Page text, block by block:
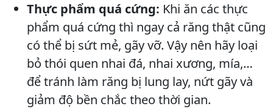
Thực phẩm quá cứng: Khi ăn các thực
phẩm quá cứng thì ngay cả răng thật cũng
có thể bị sứt mẻ, gãy vỡ. Vậy nên hãy loại
bỏ thói quen nhai đá, nhai xương, mía,…
để tránh làm răng bị lung lay, nứt gãy và
giảm độ bền chắc theo thời gian.